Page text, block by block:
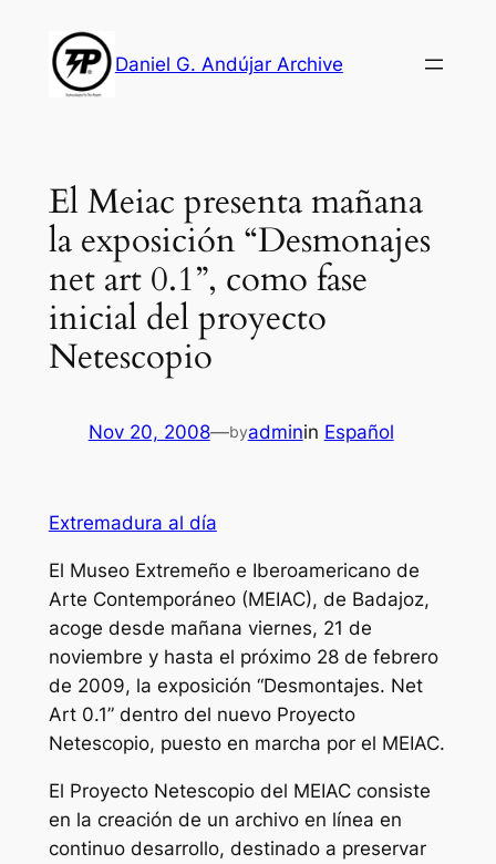
content
Daniel G. Andújar Archive
El Meiac presenta mañana
la exposición “Desmonajes
net art 0.1”, como fase
inicial del proyecto
Netescopio
Nov 20, 2008—byadminin Español
Extremadura al día
El Museo Extremeño e Iberoamericano de
Arte Contemporáneo (MEIAC), de Badajoz,
acoge desde mañana viernes, 21 de
noviembre y hasta el próximo 28 de febrero
de 2009, la exposición “Desmontajes. Net
Art 0.1” dentro del nuevo Proyecto
Netescopio, puesto en marcha por el MEIAC.
El Proyecto Netescopio del MEIAC consiste
en la creación de un archivo en línea en
continuo desarrollo, destinado a preservar